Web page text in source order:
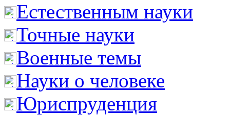
Естественным науки
Точные науки
Военные темы
Науки о человеке
Юриспруденция